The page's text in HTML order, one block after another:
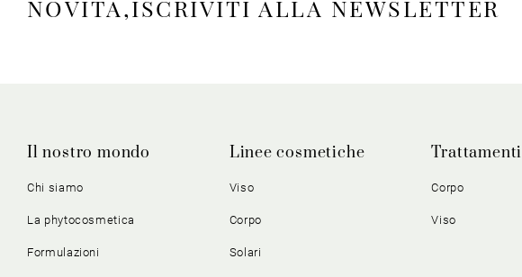
NOVITÀ,ISCRIVITI ALLA NEWSLETTER
Il nostro mondo
Chi siamo
La phytocosmetica
Formulazioni
Linee cosmetiche
Viso
Corpo
Solari
Trattamenti
Corpo
Viso